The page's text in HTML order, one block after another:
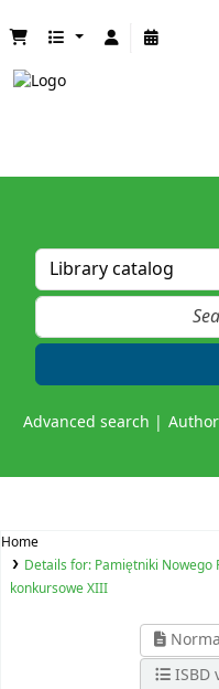
Advanced search
Home
Details for: Pamiętniki Nowego
konkursoweXIII
ISBD